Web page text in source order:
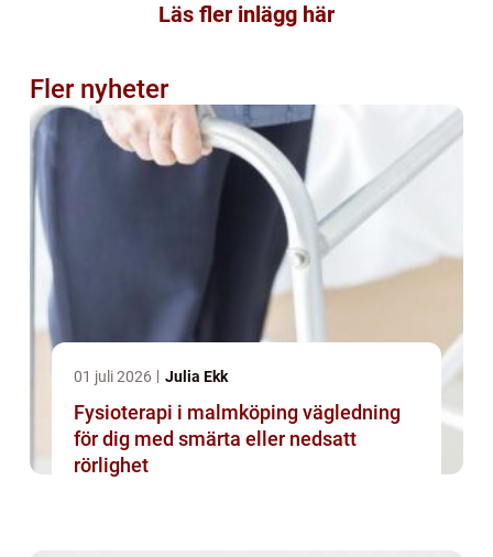
Läs fler inlägg här
Fler nyheter
01 juli 2026 Julia Ekk
Fysioterapi i malmköping vägledning
för dig med smärta eller nedsatt
rörlighet